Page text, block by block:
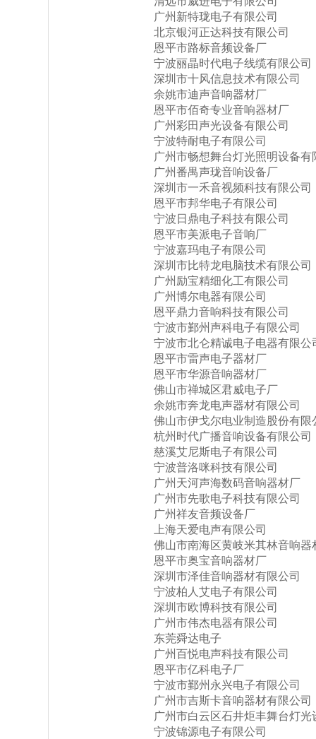
广州新特珑电子有限公司
北京银河正达科技有限公司
恩平市路标音频设备厂
宁波丽晶时代电子线缆有限公司
深圳市十风信息技术有限公司
余姚市迪声音响器材厂
恩平市佰奇专业音响器材厂
广州彩田声光设备有限公司
宁波特耐电子有限公司
广州市畅想舞台灯光照明设备有
广州番禺声珑音响设备厂
深圳市一禾音视频科技有限公司
恩平市邦华电子有限公司
宁波日鼎电子科技有限公司
恩平市美派电子音响厂
宁波嘉玛电子有限公司
深圳市比特龙电脑技术有限公司
广州励宝精细化工有限公司
广州博尔电器有限公司
恩平鼎力音响科技有限公司
宁波市鄞州声科电子有限公司
宁波市北仑精诚电子电器有限公
恩平市雷声电子器材厂
恩平市华源音响器材厂
佛山市禅城区君威电子厂
余姚市奔龙电声器材有限公司
佛山市伊戈尔电业制造股份有限
杭州时代广播音响设备有限公司
慈溪艾尼斯电子有限公司
宁波普洛咪科技有限公司
广州天河声海数码音响器材厂
广州市先歌电子科技有限公司
广州祥友音频设备厂
上海天爱电声有限公司
佛山市南海区黄岐米其林音响器
恩平市奥宝音响器材厂
深圳市泽佳音响器材有限公司
宁波柏人艾电子有限公司
深圳市欧博科技有限公司
广州市伟杰电器有限公司
东莞舜达电子
广州百悦电声科技有限公司
恩平市亿科电子厂
宁波市鄞州永兴电子有限公司
广州市吉斯卡音响器材有限公司
广州市白云区石井炬丰舞台灯光
宁波锦源电子有限公司